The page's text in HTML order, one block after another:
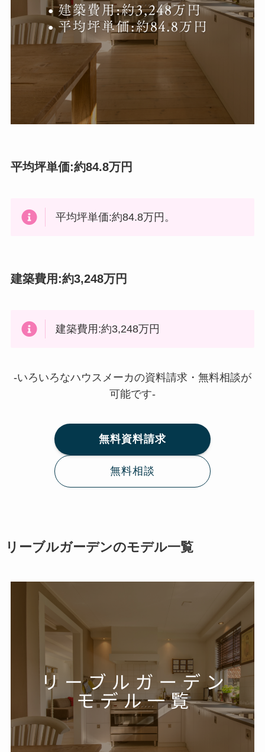
平均坪単価:約84.8万円
平均坪単価:約84.8万円。
建築費用:約3,248万円
建築費用:約3,248万円
-いろいろなハウスメーカの資料請求・無料相談が
可能です-
無料資料請求
無料相談
リーブルガーデンのモデル一覧